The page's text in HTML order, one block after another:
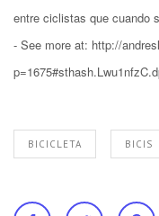
entre ciclistas que cuando
- See more at: http://
BICICLETA BICIS